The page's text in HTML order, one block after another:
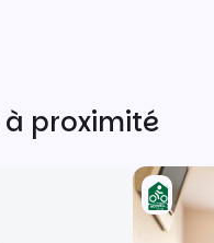
à proximité